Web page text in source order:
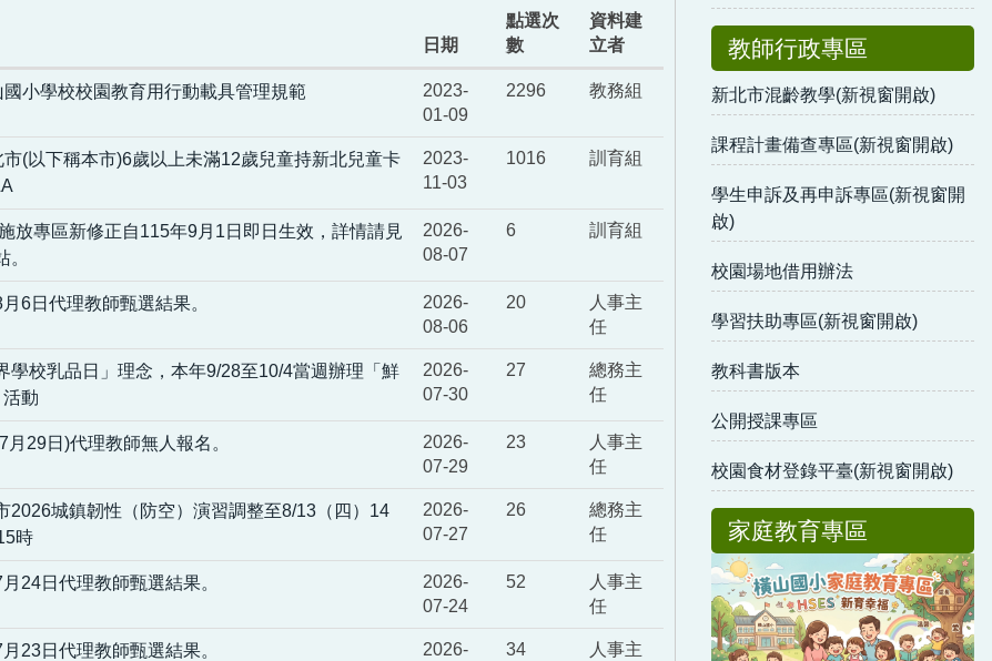
日期
點選次
數
資料建
立者
國小學校校園教育用行動載具管理規範
2023-
01-09
2296 教務組
市(以下稱本市)6歲以上未滿12歲兒童持新北兒童卡
2023-
11-03
1016 訓育組
放專區新修正自115年9月1日即日生效，詳情請見
2026-
08-07
6 訓育組
6日代理教師甄選結果。
2026-
08-06
20
人事主
任
學校乳品日」理念，本年9/28至10/4當週辦理「鮮
動
2026-
07-30
27
總務主
任
月29日)代理教師無人報名。
2026-
07-29
23
人事主
任
2026城鎮韌性（防空）演習調整至8/13（四）14
時
2026-
07-27
26
總務主
任
24日代理教師甄選結果。
2026-
07-24
52
人事主
任
23日代理教師甄選結果。
2026-
34
人事主
教師行政專區
新北市混齡教學(新視窗開啟)
課程計畫備查專區(新視窗開啟)
學生申訴及再申訴專區(新視窗開
啟)
校園場地借用辦法
學習扶助專區(新視窗開啟)
教科書版本
公開授課專區
校園食材登錄平臺(新視窗開啟)
家庭教育專區